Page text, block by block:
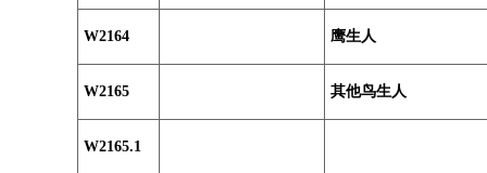
W2164 鹰生人
W2165 其他鸟生人
W2165.1